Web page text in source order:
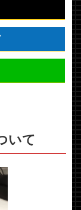
いて